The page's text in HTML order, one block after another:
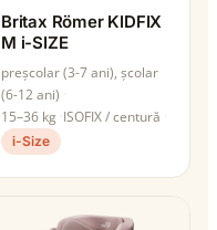
Britax Römer KIDFIX
M i-SIZE
preșcolar (3-7 ani), școlar
(6-12 ani)
15–36 kg ISOFIX / centură
i-Size